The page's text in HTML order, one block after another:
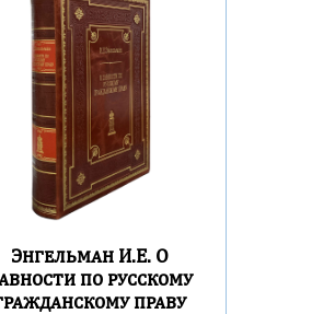
Энгельман И.Е. О
по русскому
праву